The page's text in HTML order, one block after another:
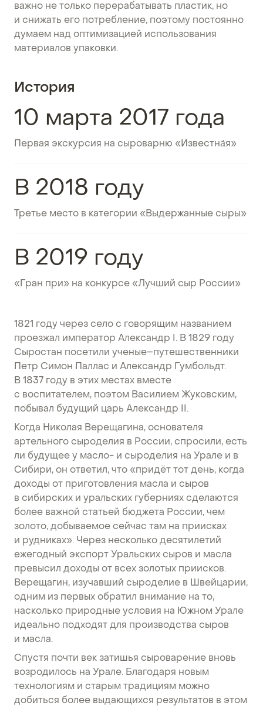
важно не только перерабатывать пластик, но
и снижать его потребление, поэтому постоянно
думаем над оптимизацией использования
материалов упаковки.
История
10 марта 2017 года
Первая экскурсия на сыроварню «Известна́я»
В 2018 году
Третье место в категории «Выдержанные сыры»
В 2019 году
«Гран при» на конкурсе «Лучший сыр России»
1821 году через село с говорящим названием
проезжал император Александр I. В 1829 году
Сыростан посетили ученые–путешественники
Петр Симон Паллас и Александр Гумбольдт.
В 1837 году в этих местах вместе
с воспитателем, поэтом Василием Жуковским,
побывал будущий царь Александр II.
Когда Николая Верещагина, основателя
артельного сыроделия в России, спросили, есть
ли будущее у масло- и сыроделия на Урале и в
Сибири, он ответил, что «придёт тот день, когда
доходы от приготовления масла и сыров
в сибирских и уральских губерниях сделаются
более важной статьей бюджета России, чем
золото, добываемое сейчас там на приисках
и рудниках». Через несколько десятилетий
ежегодный экспорт Уральских сыров и масла
превысил доходы от всех золотых приисков.
Верещагин, изучавший сыроделие в Швейцарии,
одним из первых обратил внимание на то,
насколько природные условия на Южном Урале
идеально подходят для производства сыров
и масла.
Спустя почти век затишья сыроварение вновь
возродилось на Урале. Благодаря новым
технологиям и старым традициям можно
добиться более выдающихся результатов в этом